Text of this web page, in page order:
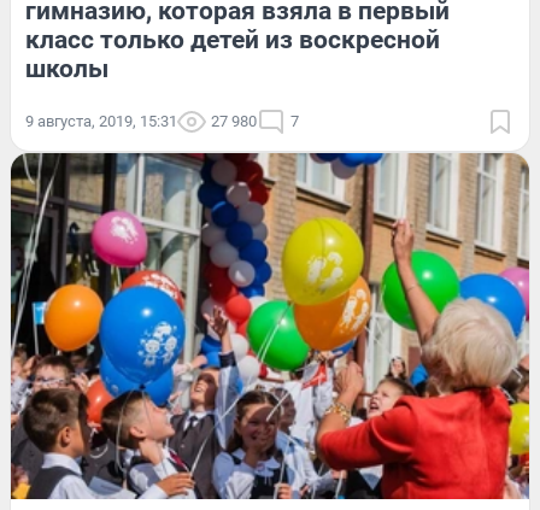
гимназию, которая взяла в первый
класс только детей из воскресной
школы
9 августа, 2019, 15:31 27 980 7